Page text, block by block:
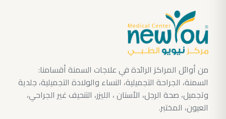
من أوائل المراكز الرائدة في علاجات السمنة أقسامنا:
السمنة، الجراحة التجميلية، النساء والولادة التجميلية، جلدية
وتجميل، صحة الرجل، الأسنان ، الليزر، التنحيف غير الجراحي،
العيون، المختبر.